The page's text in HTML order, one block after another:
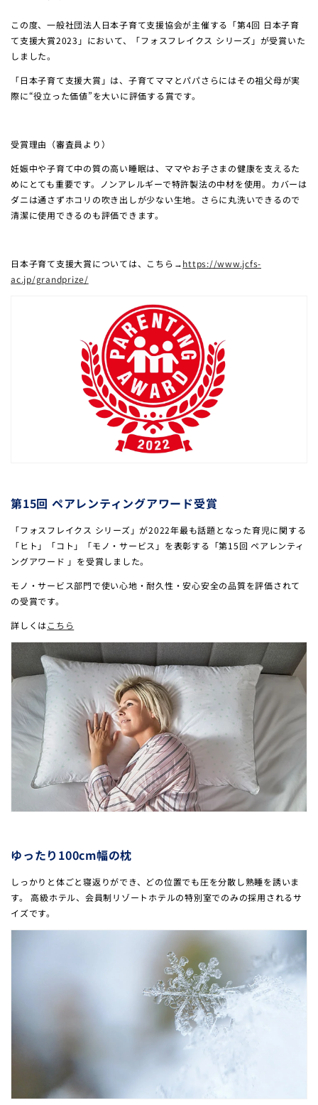
ることを確認できます。
⚠️ クーポンが適用されない場合
ご購入手続きへ進み、コードをクーポンコード欄に貼り付けて
※クーポンは予告なく内容変更または終了する場合がありま
す。
この度、一般社団法人日本子育て支援協会が主催する「第4回 日本子育
て支援大賞2023」において、「フォスフレイクス シリーズ」が受賞いた
しました。
「日本子育て支援大賞」は、子育てママとパパさらにはその祖父母が実
際に“役立った価値”を大いに評価する賞です。
受賞理由（審査員より）
妊娠中や子育て中の質の高い睡眠は、ママやお子さまの健康を支えるた
めにとても重要です。ノンアレルギーで特許製法の中材を使用。カバーは
ダニは通さずホコリの吹き出しが少ない生地。さらに丸洗いできるので
清潔に使用できるのも評価できます。
日本子育て支援大賞については、こちら→https://www.jcfs-
ac.jp/grandprize/
第15回 ペアレンティングアワード受賞
「フォスフレイクス シリーズ」が2022年最も話題となった育児に関する
「ヒト」「コト」「モノ・サービス」を表彰する「第15回 ペアレンティ
ングアワード 」を受賞しました。
モノ・サービス部門で使い心地・耐久性・安心安全の品質を評価されて
の受賞です。
詳しくはこちら
ゆったり100cm幅の枕
しっかりと体ごと寝返りができ、どの位置でも圧を分散し熟睡を誘いま
す。 高級ホテル、会員制リゾートホテルの特別室でのみの採用されるサ
イズです。